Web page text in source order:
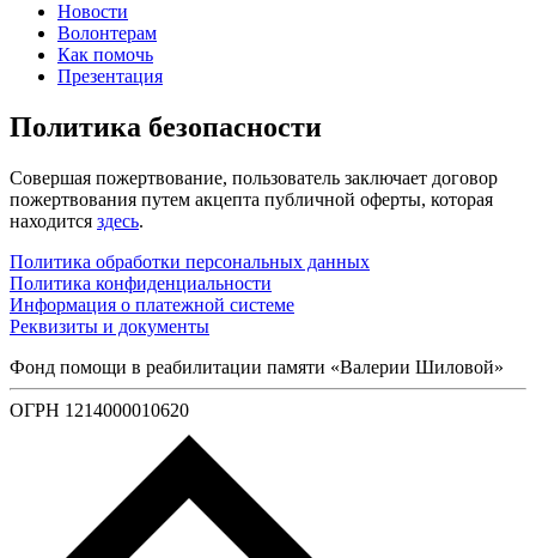
Новости
Волонтерам
Как помочь
Презентация
Политика безопасности
Совершая пожертвование, пользователь заключает договор
пожертвования путем акцепта публичной оферты, которая
находится здесь.
Политика обработки персональных данных
Политика конфиденциальности
Информация о платежной системе
Реквизиты и документы
Фонд помощи в реабилитации памяти «Валерии Шиловой»
ОГРН 1214000010620